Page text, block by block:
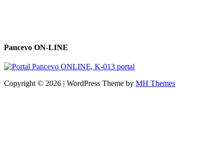
Pancevo ON-LINE
Copyright © 2026 | WordPress Theme by MH Themes